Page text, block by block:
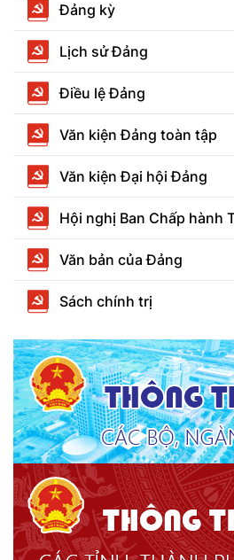
Đảng kỳ
Lịch sử Đảng
Điều lệ Đảng
Văn kiện Đảng toàn tập
Văn kiện Đại hội Đảng
Hội nghị Ban Chấp hành
Văn bản của Đảng
Sách chính trị